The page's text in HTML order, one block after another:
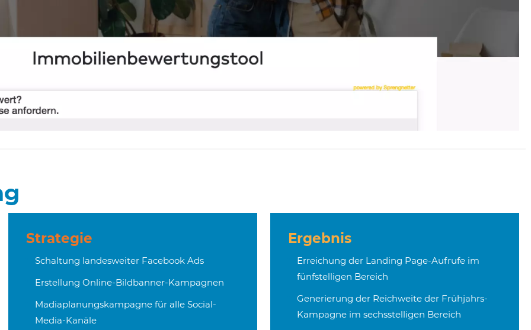
Strategie
Schaltung landesweiter Facebook Ads
Erstellung Online-Bildbanner-Kampagnen
Madiaplanungskampagne für alle Social-
Media-Kanäle
Ergebnis
Erreichung der Landing Page-Aufrufe im
fünfstelligen Bereich
Generierung der Reichweite der Frühjahrs-
Kampagne im sechsstelligen Bereich